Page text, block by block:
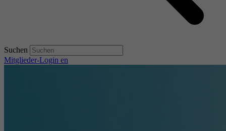
Suchen
Mitglieder-Login en